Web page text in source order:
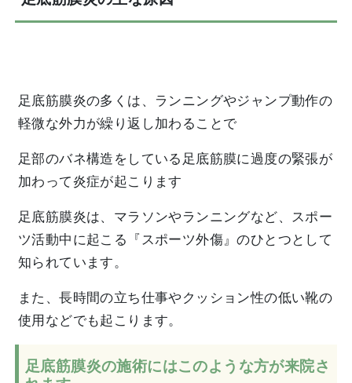
足底筋膜炎の多くは、ランニングやジャンプ動作の
軽微な外力が繰り返し加わることで
足部のバネ構造をしている足底筋膜に過度の緊張が
加わって炎症が起こります
足底筋膜炎は、マラソンやランニングなど、スポー
ツ活動中に起こる『スポーツ外傷』のひとつとして
知られています。
また、長時間の立ち仕事やクッション性の低い靴の
使用などでも起こります。
足底筋膜炎の施術にはこのような方が来院さ